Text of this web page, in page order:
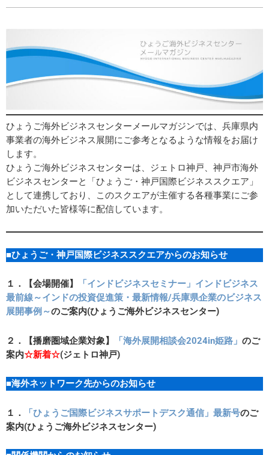
ひょうご海外ビジネスセンターメールマガジンでは、兵庫県内
事業者の海外ビジネス展開にご参考となるような情報をお届け
します。
ひょうご海外ビジネスセンターは、ジェトロ神戸、神戸市海外
ビジネスセンターと「ひょうご・神戸国際ビジネススクエア」
として連携しており、このスクエアが主催する各種事業にご参
加いただいた皆様等に配信しています。
■ひょうご・神戸国際ビジネススクエアからのお知らせ
１．【会場開催】
「インドビジネスセミナー」インドビジネス
最前線～インドの投資促進策・最新情報/兵庫県企業のビジネス
展開事例～のご案内(ひょうご海外ビジネスセンター)
２． 【播磨圏域企業対象】 「海外展開相談会2024in姫路」 のご
案内☆新着☆(ジェトロ神戸)
■海外ネットワーク先からのお知らせ
１． 「ひょうご国際ビジネスサポートデスク通信」最新号のご
案内(ひょうご海外ビジネスセンター)